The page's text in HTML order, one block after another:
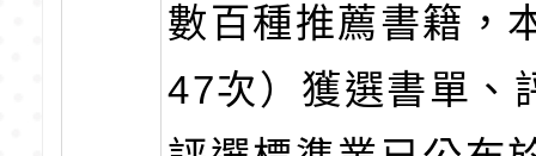
數百種推薦書籍，
47次）獲選書單、